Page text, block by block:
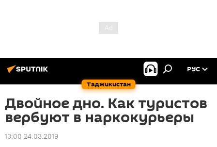
Таджикистан
РУС
Двойное дно. Как туристов
вербуют в наркокурьеры
13:00 24.03.2019